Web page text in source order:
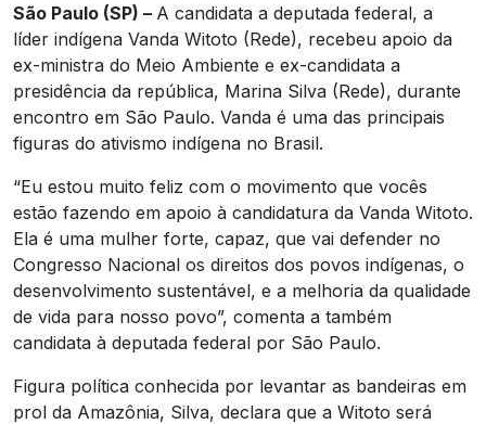
São Paulo (SP) – A candidata a deputada federal, a
líder indígena Vanda Witoto (Rede), recebeu apoio da
ex-ministra do Meio Ambiente e ex-candidata a
presidência da república, Marina Silva (Rede), durante
encontro em São Paulo. Vanda é uma das principais
figuras do ativismo indígena no Brasil.
“Eu estou muito feliz com o movimento que vocês
estão fazendo em apoio à candidatura da Vanda Witoto.
Ela é uma mulher forte, capaz, que vai defender no
Congresso Nacional os direitos dos povos indígenas, o
desenvolvimento sustentável, e a melhoria da qualidade
de vida para nosso povo”, comenta a também
candidata à deputada federal por São Paulo.
Figura política conhecida por levantar as bandeiras em
prol da Amazônia, Silva, declara que a Witoto será